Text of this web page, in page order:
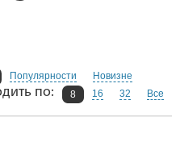
Популярности Новизне
по: 8 16 32 Все